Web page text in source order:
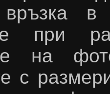
връзка в
при
на
с